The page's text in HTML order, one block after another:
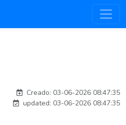
Creado: 03-06-2026 08:47:35
updated: 03-06-2026 08:47:35